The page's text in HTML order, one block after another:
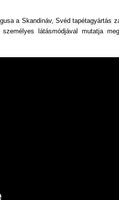
a Skandináv, Svéd tapétagyártás
látásmódjával mutatja